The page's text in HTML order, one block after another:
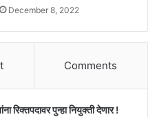
December 8, 2022
Comments
रिक्तपदावर पुन्हा नियुक्ती देणार !